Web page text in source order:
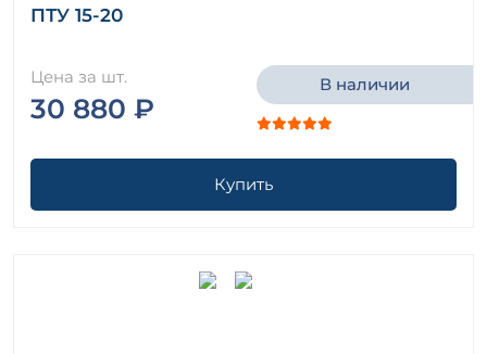
ПТУ 15-20
Цена за шт.
30 880 ₽
В наличии
Купить